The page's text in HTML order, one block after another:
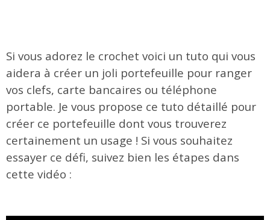
Si vous adorez le crochet voici un tuto qui vous
aidera à créer un joli portefeuille pour ranger
vos clefs, carte bancaires ou téléphone
portable. Je vous propose ce tuto détaillé pour
créer ce portefeuille dont vous trouverez
certainement un usage ! Si vous souhaitez
essayer ce défi, suivez bien les étapes dans
cette vidéo :